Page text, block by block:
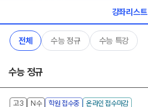
강좌리스트
전체 수능 정규 수능 특강
수능 정규
고3 N수 학원 접수중 온라인 접수마감